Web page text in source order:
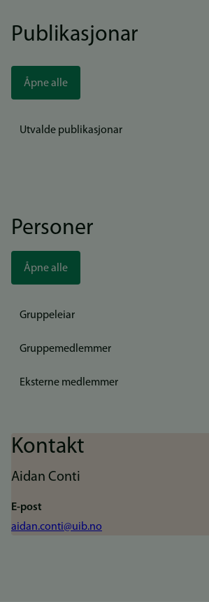
Publikasjonar
Åpne alle
Utvalde publikasjonar
Personer
Åpne alle
Gruppeleiar
Gruppemedlemmer
Eksterne medlemmer
Kontakt
Aidan Conti
E-post
aidan.conti@uib.no